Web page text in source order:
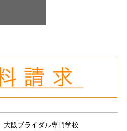
大阪ブライダル専門学校